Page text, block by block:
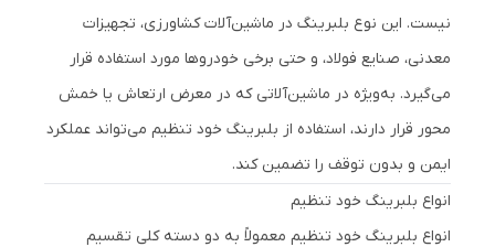
نیست. این نوع بلبرینگ در ماشین‌آلات کشاورزی، تجهیزات
معدنی، صنایع فولاد، و حتی برخی خودروها مورد استفاده قرار
می‌گیرد. به‌ویژه در ماشین‌آلاتی که در معرض ارتعاش یا خمش
محور قرار دارند، استفاده از بلبرینگ خود تنظیم می‌تواند عملکرد
ایمن و بدون توقف را تضمین کند.
انواع بلبرینگ خود تنظیم
انواع بلبرینگ خود تنظیم معمولاً به دو دسته کلی تقسیم